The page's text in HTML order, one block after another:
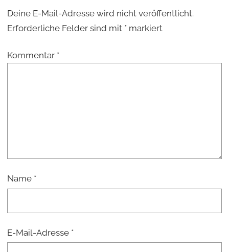
Deine E-Mail-Adresse wird nicht veröffentlicht.
Erforderliche Felder sind mit *markiert
Kommentar *
Name *
E-Mail-Adresse *